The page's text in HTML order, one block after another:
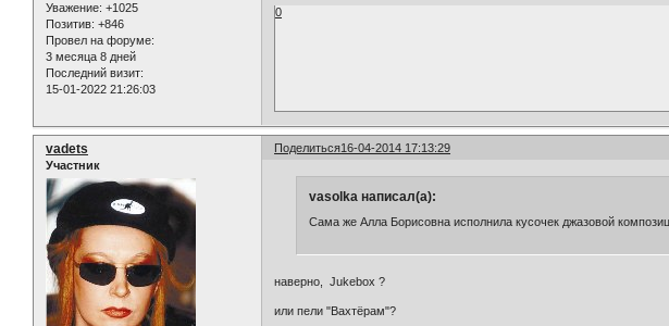
Уважение: +1025
Позитив: +846
Провел на форуме:
3 месяца 8 дней
Последний визит:
15-01-2022 21:26:03
0
Поделиться16-04-2014 17:13:29
vadets
Участник
vasolka написал(а):
Сама же Алла Борисовна исполнила кусочек джазовой
наверно, Jukebox ?
или пели "Вахтёрам"?